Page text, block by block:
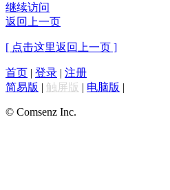
继续访问
返回上一页
[ 点击这里返回上一页 ]
首页 | 登录 | 注册
简易版 | 触屏版 | 电脑版 |
© Comsenz Inc.